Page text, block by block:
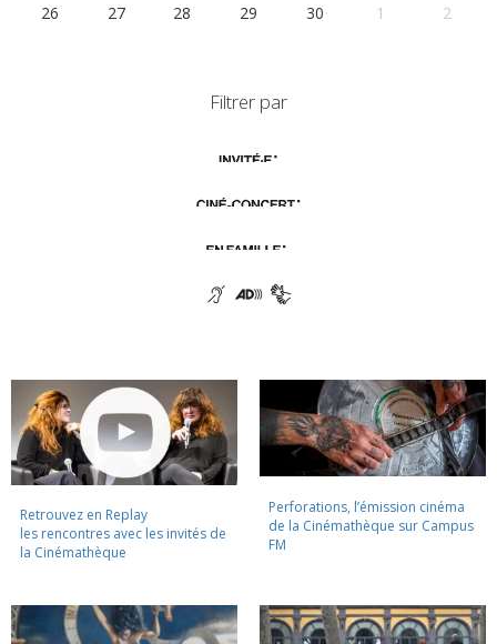
26
27 28 29 30 1 2
Filtrer par
Retrouvez en Replay
les rencontres avec les invités de
la Cinémathèque
Perforations, l’émission cinéma
de la Cinémathèque sur Campus
FM